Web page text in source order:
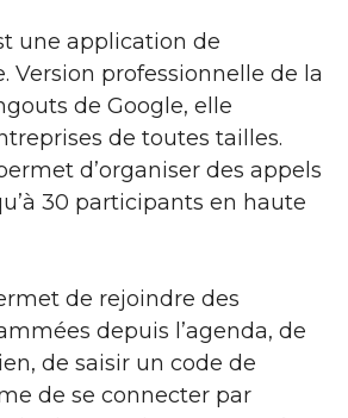
une application de
Version professionnelle de la
de Google, elle
de toutes tailles.
d’organiser des appels
30 participants en haute
de rejoindre des
depuis l’agenda, de
de saisir un code de
de se connecter par